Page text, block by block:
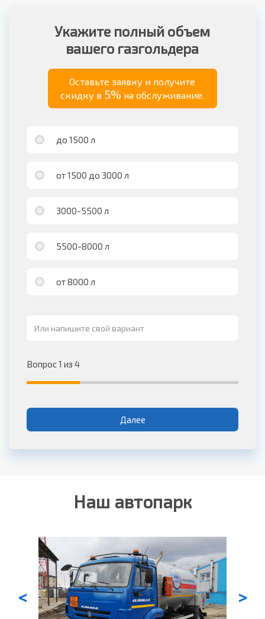
Укажите полный объем
вашего газгольдера
Оставьте заявку и получите
скидку в 5% на обслуживание.
до 1500 л
от 1500 до 3000 л
3000-5500 л
5500-8000 л
от 8000 л
Вопрос 1 из 4
Далее
Наш автопарк
< >